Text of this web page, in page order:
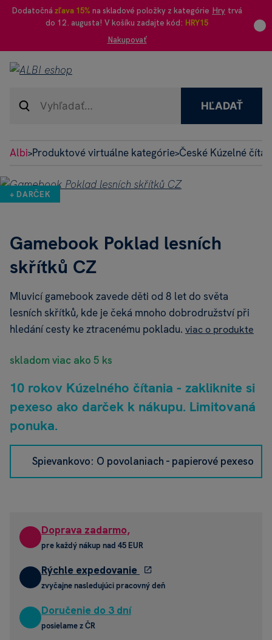
Dodatočná zľava 15% na skladové položky z kategórie Hry trvá
do 12. augusta! V košíku zadajte kód: HRY15
Nakupovať
HĽADAŤ
Albi>Produktové virtuálne kategórie>České Kúzelné
+ DARČEK
Gamebook Poklad lesních
skřítků CZ
Mluvicí gamebook zavede děti od 8 let do světa
lesních skřítků, kde je čeká mnoho dobrodružství při
hledání cesty ke ztracenému pokladu. viac o produkte
skladom viac ako 5 ks
10 rokov Kúzelného čítania - zakliknite si
pexeso ako darček k nákupu. Limitovaná
ponuka.
Spievankovo: O povolaniach - papierové pexeso
Doprava zadarmo,
pre každý nákup nad 45 EUR
Rýchle expedovanie
zvyčajne nasledujúci pracovný deň
Doručenie do 3 dní
posielame z ČR